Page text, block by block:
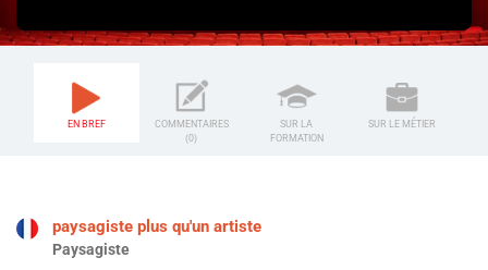
EN BREF
COMMENTAIRES
(0)
SUR LA
FORMATION
SUR LE MÉTIER
paysagiste plus qu'un artiste
Paysagiste